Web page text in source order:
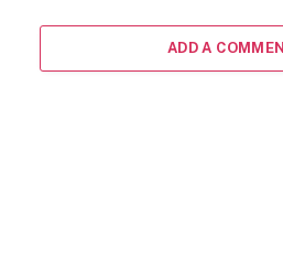
ADD A